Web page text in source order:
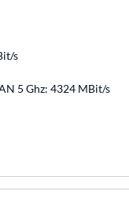
s
5 Ghz: 4324 MBit/s